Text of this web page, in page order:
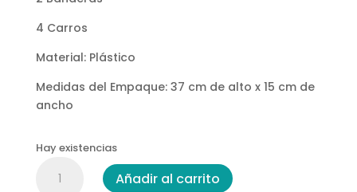
4 Carros
Material: Plástico
Medidas del Empaque: 37 cm de alto x 15 cm de
ancho
Hay existencias
Carros
Añadir al carrito